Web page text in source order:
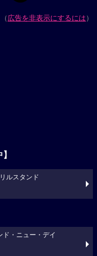
（広告を非表示にするには）
ルスタンド
・ニュー・デイ